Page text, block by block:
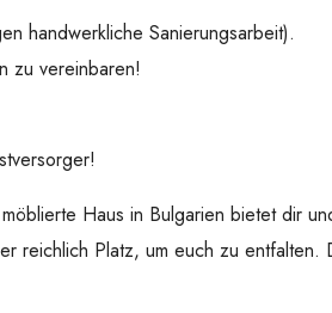
handwerkliche Sanierungsarbeit).
zu vereinbaren!
Haus in Bulgarien bietet dir
reichlich Platz, um euch zu